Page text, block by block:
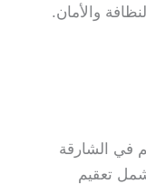
والأمان.
في الشارقة
تعقيم